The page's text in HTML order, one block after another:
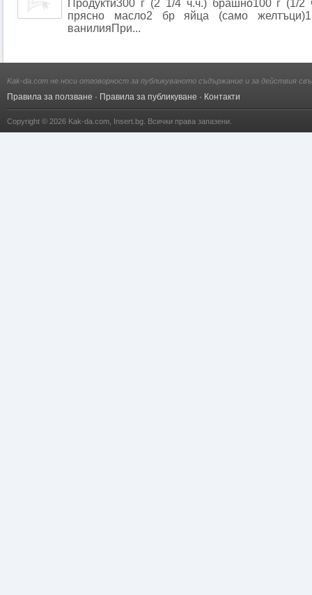
Продукти300 г (2 1/4 ч.ч.) брашно100 г (1/2
прясно масло2 бр яйца (само
ванилияПри...
Kak-da.com не носи отговорност за публикуваното съдържание и за действия
Правила за ползване · Правила за публикуване · Контакти
Copyright © 2026 Kak-da.com Insert.bg . Всички права запазени.